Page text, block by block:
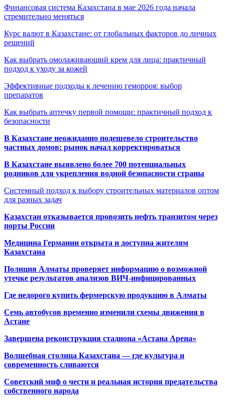
Финансовая система Казахстана в мае 2026 года начала
стремительно меняться
Курс валют в Казахстане: от глобальных факторов до личных
решений
Как выбрать омолаживающий крем для лица: практичный
подход к уходу за кожей
Эффективные подходы к лечению геморроя: выбор
препаратов
Как выбрать аптечку первой помощи: практичный подход к
безопасности
В Казахстане неожиданно подешевело строительство
частных домов: рынок начал корректироваться
В Казахстане выявлено более 700 потенциальных
родников для укрепления водной безопасности страны
Системный подход к выбору строительных материалов оптом
для разных задач
Казахстан отказывается провозить нефть транзитом через
порты России
Медицина Германии открыта и доступна жителям
Казахстана
Полиция Алматы проверяет информацию о возможной
утечке результатов анализов ВИЧ-инфицированных
Где недорого купить фермерскую продукцию в Алматы
Семь автобусов временно изменили схемы движения в
Астане
Завершена реконструкция стадиона «Астана Арена»
Волшебная столица Казахстана — где культура и
современность сливаются
Советский миф о чести и реальная история предательства
собственного народа